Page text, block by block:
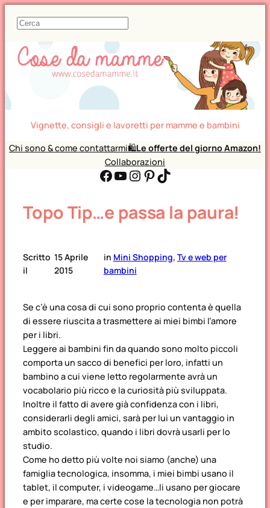
C
r
c
Vignette, consigli e lavoretti per mamme e bambini
Chi sono & come contattarmi🛍️Le offerte del giorno Amazon!
Collaborazioni
Facebook YouTube Instagram Pinterest TikTok
Topo Tip…e passa la paura!
Scritto
il
15 Aprile
2015
in Mini Shopping, Tv e web per
bambini
Se c’è una cosa di cui sono proprio contenta è quella
di essere riuscita a trasmettere ai miei bimbi l’amore
per i libri.
Leggere ai bambini fin da quando sono molto piccoli
comporta un sacco di benefici per loro, infatti un
bambino a cui viene letto regolarmente avrà un
vocabolario più ricco e la curiosità più sviluppata.
Inoltre il fatto di avere già confidenza con i libri,
considerarli degli amici, sarà per lui un vantaggio in
ambito scolastico, quando i libri dovrà usarli per lo
studio.
Come ho detto più volte noi siamo (anche) una
famiglia tecnologica, insomma, i miei bimbi usano il
tablet, il computer, i videogame…li usano per giocare
e per imparare, ma certe cose la tecnologia non potrà